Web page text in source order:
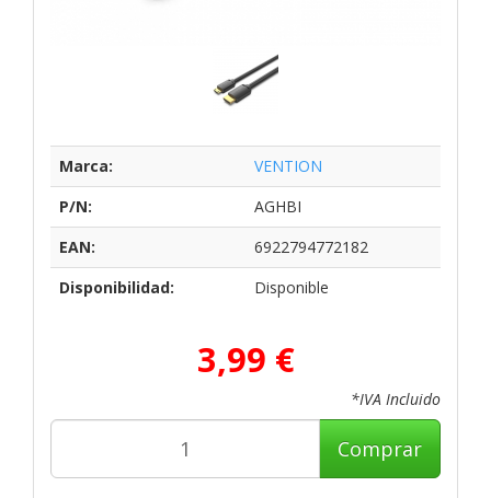
Marca:
VENTION
P/N:
AGHBI
EAN:
6922794772182
Disponibilidad:
Disponible
3,99 €
*IVA Incluido
Comprar